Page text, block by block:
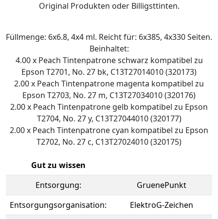
Original Produkten oder Billigsttinten.
Füllmenge: 6x6.8, 4x4 ml. Reicht für: 6x385, 4x330 Seiten.
Beinhaltet:
4.00 x Peach Tintenpatrone schwarz kompatibel zu
Epson T2701, No. 27 bk, C13T27014010 (320173)
2.00 x Peach Tintenpatrone magenta kompatibel zu
Epson T2703, No. 27 m, C13T27034010 (320176)
2.00 x Peach Tintenpatrone gelb kompatibel zu Epson
T2704, No. 27 y, C13T27044010 (320177)
2.00 x Peach Tintenpatrone cyan kompatibel zu Epson
T2702, No. 27 c, C13T27024010 (320175)
Gut zu wissen
Entsorgung:
GruenePunkt
Entsorgungsorganisation:
ElektroG-Zeichen